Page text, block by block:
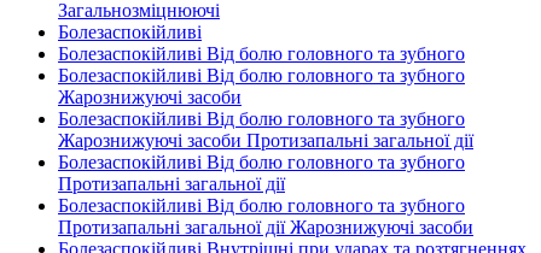
Загальнозміцнюючі
Болезаспокійливі
Болезаспокійливі Від болю головного та зубного
Болезаспокійливі Від болю головного та зубного
Жарознижуючі засоби
Болезаспокійливі Від болю головного та зубного
Жарознижуючі засоби Протизапальні загальної дії
Болезаспокійливі Від болю головного та зубного
Протизапальні загальної дії
Болезаспокійливі Від болю головного та зубного
Протизапальні загальної дії Жарознижуючі засоби
Болезаспокійливі Внутрішні при ударах та розтягненнях